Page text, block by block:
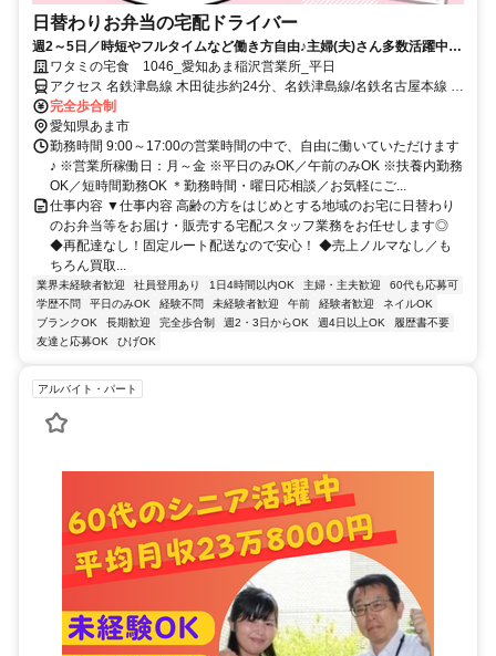
日替わりお弁当の宅配ドライバー
週2～5日／時短やフルタイムなど働き方自由♪主婦(夫)さん多数活躍中！
サポート体制バッチリなのでお子さんの行事でのお休みなども取りやす
い◎
ワタミの宅食 1046_愛知あま稲沢営業所_平日
アクセス 名鉄津島線 木田徒歩約24分、名鉄津島線/名鉄名古屋本線 七
宝徒歩約44分、名鉄津島線 青塚津島方面口徒歩約46分
完全歩合制
愛知県あま市
勤務時間 9:00～17:00の営業時間の中で、自由に働いていただけます
♪ ※営業所稼働日：月～金 ※平日のみOK／午前のみOK ※扶養内勤務
OK／短時間勤務OK ＊勤務時間・曜日応相談／お気軽にご...
仕事内容 ▼仕事内容 高齢の方をはじめとする地域のお宅に日替わり
のお弁当等をお届け・販売する宅配スタッフ業務をお任せします◎
◆再配達なし！固定ルート配送なので安心！ ◆売上ノルマなし／も
ちろん買取...
業界未経験者歓迎 社員登用あり 1日4時間以内OK 主婦・主夫歓迎
60代も応募可
学歴不問
平日のみOK 経験不問 未経験者歓迎 午前 経験者歓迎
ネイルOK
ブランクOK
長期歓迎 完全歩合制 週2・3日からOK 週4日以上OK
履歴書不要
友達と応募OK
ひげOK
アルバイト・パート